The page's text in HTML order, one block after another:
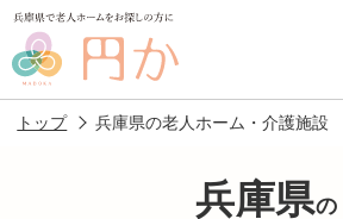
トップ 兵庫県の老人ホーム・介護施設
兵庫県の